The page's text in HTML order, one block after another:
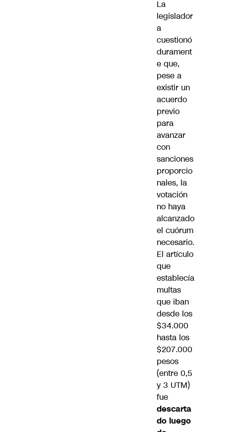
La
legislador
a
cuestionó
durament
e que,
pese a
existir un
acuerdo
previo
para
avanzar
con
sanciones
proporcio
nales, la
votación
no haya
alcanzado
el cuórum
necesario.
El artículo
que
establecía
multas
que iban
desde los
$34.000
hasta los
$207.000
pesos
(entre 0,5
y 3 UTM)
fue
descarta
do luego